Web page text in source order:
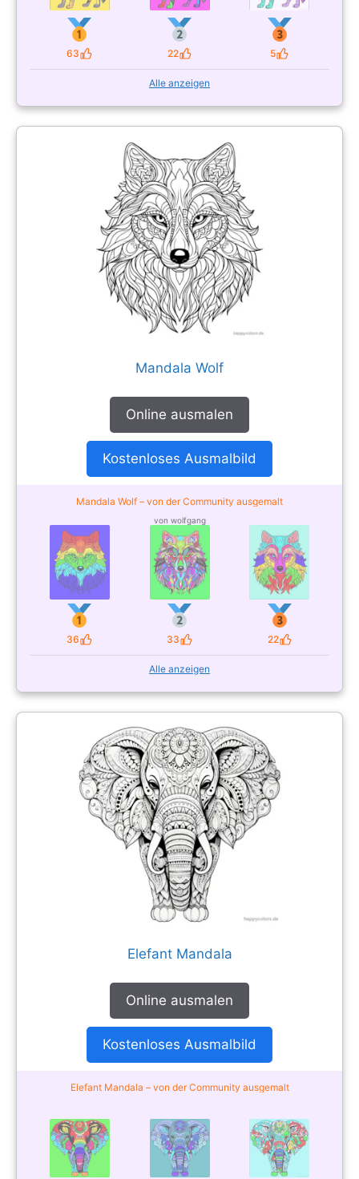
63
Likes 22
Likes 5
Likes
Alle anzeigen
Mandala Wolf
Online ausmalen
Kostenloses Ausmalbild
Mandala Wolf – von der Community ausgemalt
36
Likes
von wolfgang
33
Likes 22
Likes
Alle anzeigen
Elefant Mandala
Online ausmalen
Kostenloses Ausmalbild
Elefant Mandala – von der Community ausgemalt